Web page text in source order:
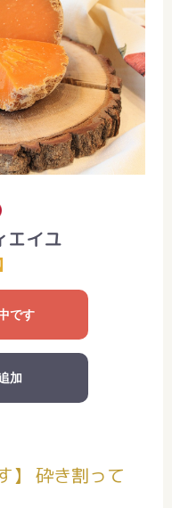
エイユ
です
加
】 砕き割って